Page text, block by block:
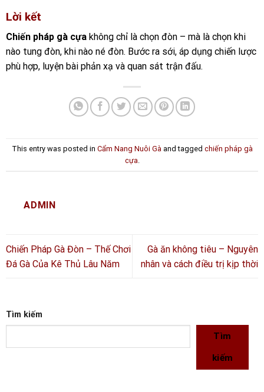
Lời kết
Chiến pháp gà cựa không chỉ là chọn đòn – mà là chọn khi
nào tung đòn, khi nào né đòn. Bước ra sới, áp dụng chiến lược
phù hợp, luyện bài phản xạ và quan sát trận đấu.
This entry was posted in Cẩm Nang Nuôi Gà and tagged chiến pháp gà
cựa
ADMIN
Chiến Pháp Gà Đòn – Thế Chơi
Đá Gà Của Kê Thủ Lâu Năm
Gà ăn không tiêu – Nguyên
nhân và cách điều trị kịp thời
Tìm kiếm
Tìm
kiếm